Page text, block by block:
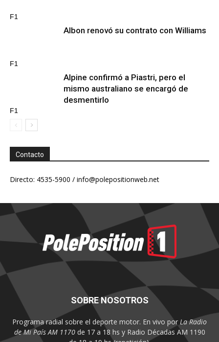
F1
F1
Albon renovó su contrato con Williams
F1
Alpine confirmó a Piastri, pero el
mismo australiano se encargó de
desmentirlo
Contacto
Directo: 4535-5900 / info@polepositionweb.net
SOBRE NOSOTROS
Programa radial sobre el deporte motor. En vivo por La Radio
de Mi País AM 1170de 17 a 18 hs y Radio Décadas AM 1190